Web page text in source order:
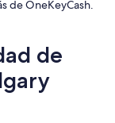
de OneKeyCash.
de